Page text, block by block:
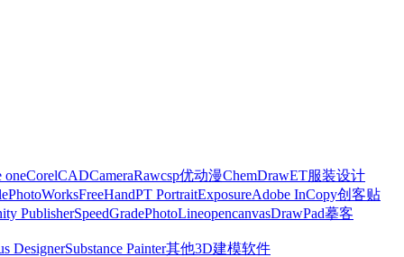
oneCorelCADCameraRawcsp优动漫ChemDrawET服装设计
PhotoWorksFreeHandPT PortraitExposureAdobe InCopy创客贴
PublisherSpeedGradePhotoLineopencanvasDrawPad摹客
DesignerSubstance Painter其他3D建模软件